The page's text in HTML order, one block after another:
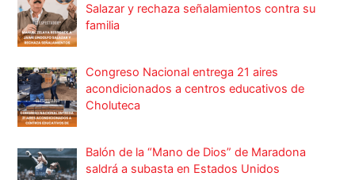
Salazar y rechaza señalamientos contra su
familia
Congreso Nacional entrega 21 aires
acondicionados a centros educativos de
Choluteca
Balón de la “Mano de Dios” de Maradona
saldrá a subasta en Estados Unidos